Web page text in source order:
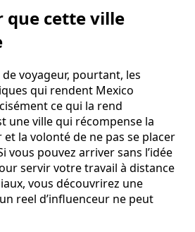
que cette ville
voyageur, pourtant, les
qui rendent Mexico
ce qui la rend
une ville qui récompense la
la volonté de ne pas se placer
vous pouvez arriver sans l’idée
servir votre travail à distance
vous découvrirez une
reel d’influenceur ne peut